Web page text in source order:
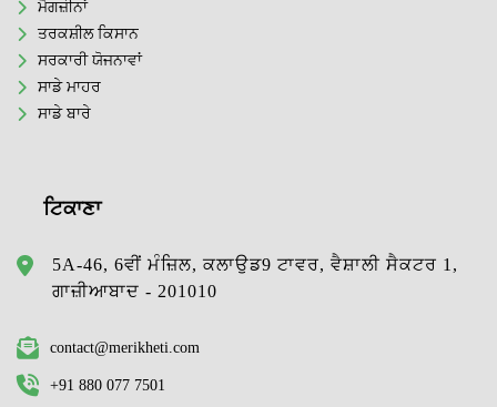
ਮੈਗਜ਼ੀਨਾਂ
ਤਰਕਸ਼ੀਲ ਕਿਸਾਨ
ਸਰਕਾਰੀ ਯੋਜਨਾਵਾਂ
ਸਾਡੇ ਮਾਹਰ
ਸਾਡੇ ਬਾਰੇ
ਟਿਕਾਣਾ
5A-46, 6ਵੀਂ ਮੰਜ਼ਿਲ, ਕਲਾਉਡ9 ਟਾਵਰ, ਵੈਸ਼ਾਲੀ ਸੈਕਟਰ 1,
ਗਾਜ਼ੀਆਬਾਦ - 201010
contact@merikheti.com
+91 880 077 7501